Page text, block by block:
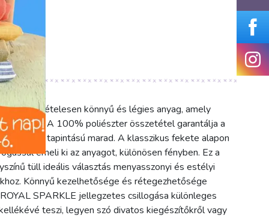
egy kivételesen könnyű és légies anyag, amely
A 100% poliészter összetétel garantálja a
finom tapintású marad. A klasszikus fekete alapon
emeli ki az anyagot, különösen fényben. Ez a
tüll ideális választás menyasszonyi és estélyi
Könnyű kezelhetősége és rétegezhetősége
SPARKLE jellegzetes csillogása különleges
teszi, legyen szó divatos kiegészítőkről vagy